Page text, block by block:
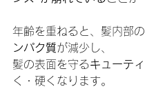
年齢を重ねると、髪内部の
ンパク質が減少し、
髪の表面を守るキューテ
く・硬くなります。